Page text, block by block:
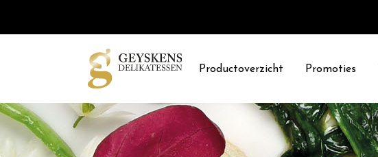
Productoverzicht Promoties